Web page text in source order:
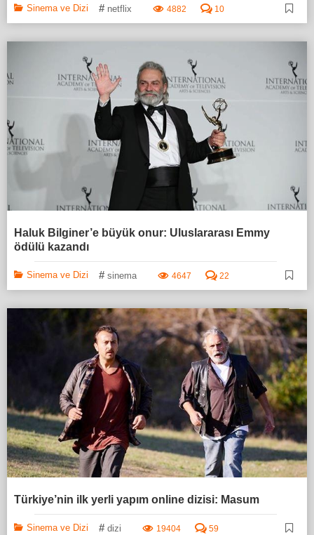
Sinema ve Dizi # netflix 4882 10
Haluk Bilginer’e büyük onur: Uluslararası Emmy
ödülü kazandı
Sinema ve Dizi # sinema 4647 22
Türkiye’nin ilk yerli yapım online dizisi: Masum
Sinema ve Dizi # dizi 19404 59